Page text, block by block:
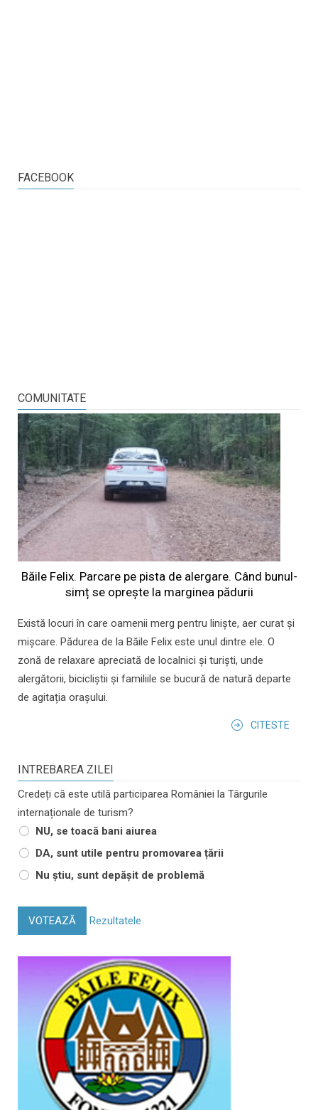
FACEBOOK
COMUNITATE
Băile Felix. Parcare pe pista de alergare. Când bunul-
simț se oprește la marginea pădurii
Există locuri în care oamenii merg pentru liniște, aer curat și
mișcare. Pădurea de la Băile Felix este unul dintre ele. O
zonă de relaxare apreciată de localnici și turiști, unde
alergătorii, bicicliștii și familiile se bucură de natură departe
de agitația orașului.
CITESTE
INTREBAREA ZILEI
Credeți că este utilă participarea României la Târgurile
internaționale de turism?
NU, se toacă bani aiurea
DA, sunt utile pentru promovarea țării
Nu știu, sunt depășit de problemă
VOTEAZĂ Rezultatele